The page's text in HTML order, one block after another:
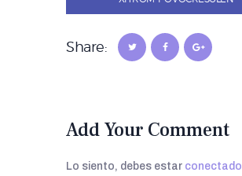
Share:
Add Your Comment
Lo siento, debes estar conectado